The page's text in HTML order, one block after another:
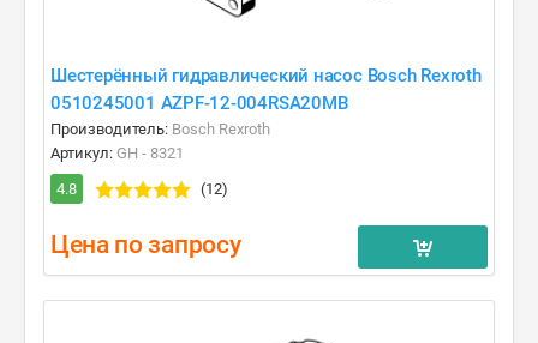
Шестерённый гидравлический насос Bosch Rexroth
0510245001 AZPF-12-004RSA20MB
Производитель: Bosch Rexroth
Артикул: GH - 8321
4.8
(12)
Цена по запросу